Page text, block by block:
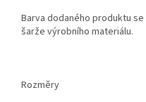
Barva dodaného produktu
šarže výrobního materiálu.
Rozměry